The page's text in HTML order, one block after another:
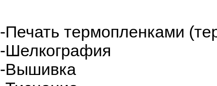
-Печать термопленками
-Шелкография
-Вышивка